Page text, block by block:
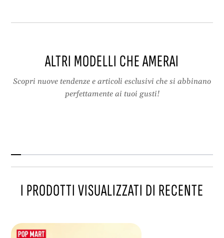
ALTRI MODELLI CHE AMERAI
Scopri nuove tendenze e articoli esclusivi che si abbinano
perfettamente ai tuoi gusti!
I PRODOTTI VISUALIZZATI DI RECENTE